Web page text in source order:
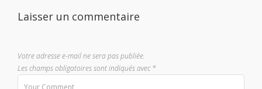
Laisser un commentaire
Votre adresse e-mail ne sera pas publiée.
Les champs obligatoires sont indiqués avec*